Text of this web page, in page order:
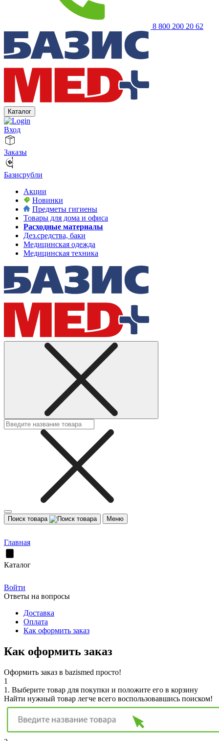
8 800 200 20 62
Каталог
Вход
Заказы
Базисрубли
Акции
Новинки
Предметы гигиены
Товары для дома и офиса
Расходные материалы
Дез.средства, баки
Медицинская одежда
Медицинская техника
Поиск товара Меню
Главная
Каталог
Войти
Ответы на вопросы
Доставка
Оплата
Как оформить заказ
Как оформить заказ
Оформить заказ в bazismed просто!
1
1. Выберите товар для покупки и положите его в корзину
Найти нужный товар легче всего воспользовавшись поиском!